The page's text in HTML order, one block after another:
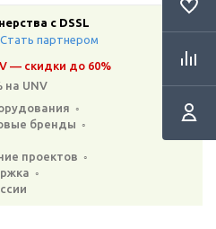
с DSSL
Стать партнером
— скидки до 60%
на UNV
◦
бренды ◦
проектов ◦
◦